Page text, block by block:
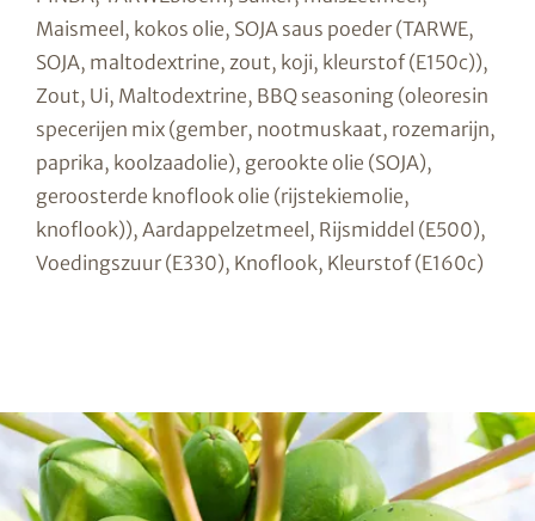
Maismeel, kokos olie, SOJA saus poeder (TARWE,
SOJA, maltodextrine, zout, koji, kleurstof (E150c)),
Zout, Ui, Maltodextrine, BBQ seasoning (oleoresin
specerijen mix (gember, nootmuskaat, rozemarijn,
paprika, koolzaadolie), gerookte olie (SOJA),
geroosterde knoflook olie (rijstekiemolie,
knoflook)), Aardappelzetmeel, Rijsmiddel (E500),
Voedingszuur (E330), Knoflook, Kleurstof (E160c)